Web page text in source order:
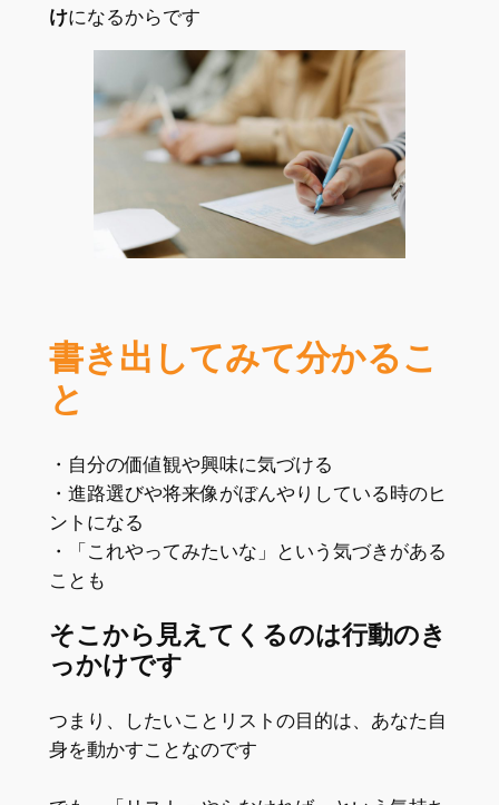
けになるからです
書き出してみて分かるこ
と
・自分の価値観や興味に気づける
・進路選びや将来像がぼんやりしている時のヒ
ントになる
・「これやってみたいな」という気づきがある
ことも
そこから見えてくるのは行動のき
っかけです
つまり、したいことリストの目的は、あなた自
身を動かすことなのです